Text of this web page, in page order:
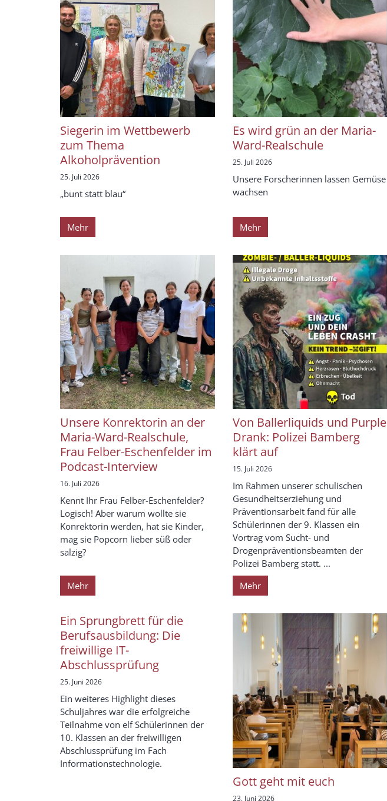
Siegerin im Wettbewerb
zum Thema
Alkoholprävention
25. Juli 2026
„bunt statt blau“
Mehr
Es wird grün an der Maria-
Ward-Realschule
25. Juli 2026
Unsere Forscherinnen lassen Gemüse
wachsen
Mehr
Unsere Konrektorin an der
Maria-Ward-Realschule,
Frau Felber-Eschenfelder im
Podcast-Interview
16. Juli 2026
Kennt Ihr Frau Felber-Eschenfelder?
Logisch! Aber warum wollte sie
Konrektorin werden, hat sie Kinder,
mag sie Popcorn lieber süß oder
salzig?
Mehr
Von Ballerliquids und Purple
Drank: Polizei Bamberg
klärt auf
15. Juli 2026
Im Rahmen unserer schulischen
Gesundheitserziehung und
Präventionsarbeit fand für alle
Schülerinnen der 9. Klassen ein
Vortrag vom Sucht- und
Drogenpräventionsbeamten der
Polizei Bamberg statt. ...
Mehr
Ein Sprungbrett für die
Berufsausbildung: Die
freiwillige IT-
Abschlussprüfung
25. Juni 2026
Ein weiteres Highlight dieses
Schuljahres war die erfolgreiche
Teilnahme von elf Schülerinnen der
10. Klassen an der freiwilligen
Abschlussprüfung im Fach
Informationstechnologie.
Gott geht mit euch
23. Juni 2026